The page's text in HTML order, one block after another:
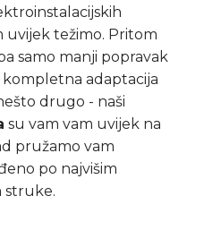
uvijek težimo. Pritom
samo manji popravak
adaptacija
drugo - naši
su vam vam uvijek na
pružamo vam
po najvišim
struke.